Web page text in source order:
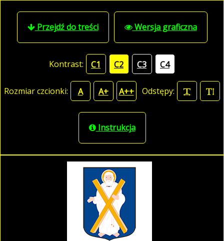
Przejdź do treści Wersja graficzna
Kontrast: C1 C2 C3 C4
Rozmiar czcionki: A A+ A++ Odstępy:
Instrukcja